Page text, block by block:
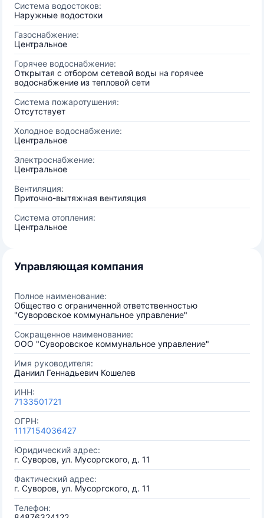
Система водостоков:
Наружные водостоки
Газоснабжение:
Центральное
Горячее водоснабжение:
Открытая с отбором сетевой воды на горячее
водоснабжение из тепловой сети
Система пожаротушения:
Отсутствует
Холодное водоснабжение:
Центральное
Электроснабжение:
Центральное
Вентиляция:
Приточно-вытяжная вентиляция
Система отопления:
Центральное
Управляющая компания
Полное наименование:
Общество с ограниченной ответственностью
"Суворовское коммунальное управление"
Сокращенное наименование:
ООО "Суворовское коммунальное управление"
Имя руководителя:
Даниил Геннадьевич Кошелев
ИНН:
7133501721
ОГРН:
1117154036427
Юридический адрес:
г. Суворов, ул. Мусоргского, д. 11
Фактический адрес:
г. Суворов, ул. Мусоргского, д. 11
Телефон: